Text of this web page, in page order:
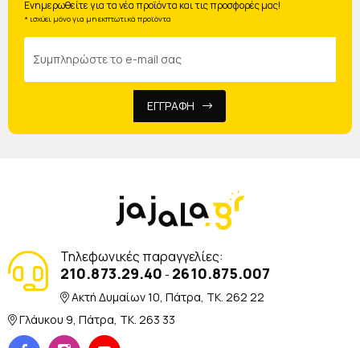
Ενημερωθείτε για τα νέα προϊόντα και τις προσφορές μας!
* ισχύει μόνο για μη εκπτωτικά προϊόντα
ΕΓΓΡΑΦΗ
Τηλεφωνικές παραγγελίες:
210.873.29.40 - 2610.875.007
Ακτή Δυμαίων 10, Πάτρα, TK. 262 22
Γλάυκου 9, Πάτρα, TK. 263 33